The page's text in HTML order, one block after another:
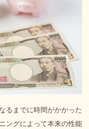
るまでに時間がかかった
ングによって本来の性能